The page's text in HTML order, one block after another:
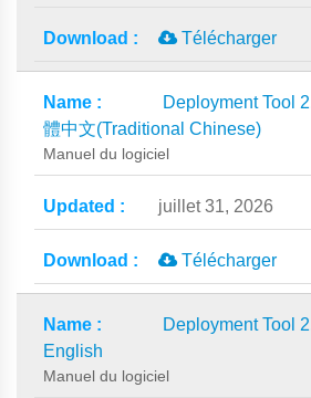
Télécharger
Deployment Tool
體中文(Traditional Chinese)
Manuel du logiciel
juillet 31, 2026
Télécharger
Deployment Tool
English
Manuel du logiciel